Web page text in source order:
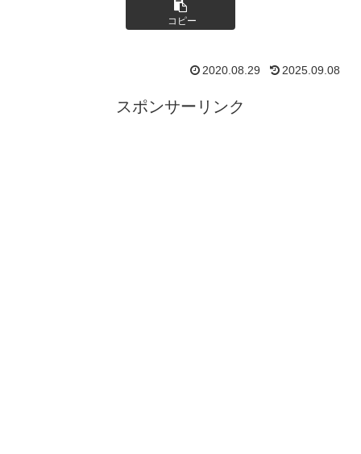
コピー
2020.08.29 2025.09.08
スポンサーリンク